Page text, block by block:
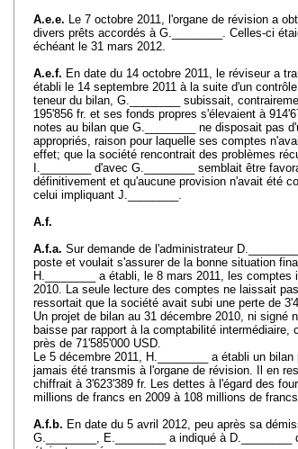
A.e.e. Le 7 octobre 2011, l'organe de révision a
divers prêts accordés à G.________. Celles-ci
échéant le 31 mars 2012.
A.e.f. En date du 14 octobre 2011, le réviseur a
établi le 14 septembre 2011 à la suite d'un
teneur du bilan, G.________ subissait,
195'856 fr. et ses fonds propres s'élevaient à
notes au bilan que G.________ ne disposait pas
appropriés, raison pour laquelle ses comptes
effet; que la société rencontrait des problèmes
I.________ d'avec G.________ semblait être
définitivement et qu'aucune provision n'avait été
celui impliquant J.________.
A.f.
A.f.a. Sur demande de l'administrateur
poste et voulait s'assurer de la bonne situation
H.________ a établi, le 8 mars 2011, les
2010. La seule lecture des comptes ne laissait
ressortait que la société avait subi une perte de
Un projet de bilan au 31 décembre 2010, ni
baisse par rapport à la comptabilité
près de 71'585'000 USD.
Le 5 décembre 2011, H.________ a établi un
jamais été transmis à l'organe de révision. Il en
chiffrait à 3'623'389 fr. Les dettes à l'égard des
millions de francs en 2009 à 108 millions de
A.f.b. En date du 5 avril 2012, peu après sa
G.________, E.________ a indiqué à